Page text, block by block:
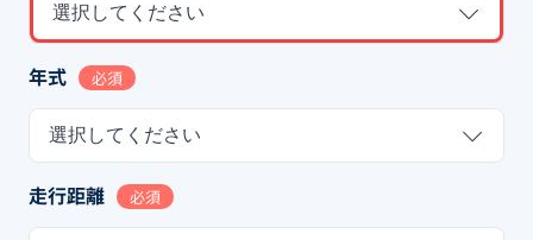
選択してください
年式 必須
選択してください
走行距離 必須